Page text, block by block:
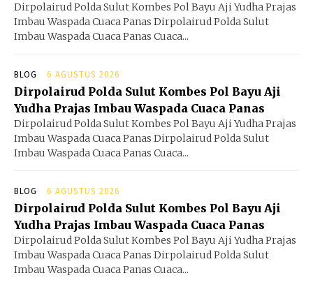
Dirpolairud Polda Sulut Kombes Pol Bayu Aji Yudha Prajas
Imbau Waspada Cuaca Panas Dirpolairud Polda Sulut
Imbau Waspada Cuaca Panas Cuaca...
BLOG 6 AGUSTUS 2026
Dirpolairud Polda Sulut Kombes Pol Bayu Aji
Yudha Prajas Imbau Waspada Cuaca Panas
Dirpolairud Polda Sulut Kombes Pol Bayu Aji Yudha Prajas
Imbau Waspada Cuaca Panas Dirpolairud Polda Sulut
Imbau Waspada Cuaca Panas Cuaca...
BLOG 6 AGUSTUS 2026
Dirpolairud Polda Sulut Kombes Pol Bayu Aji
Yudha Prajas Imbau Waspada Cuaca Panas
Dirpolairud Polda Sulut Kombes Pol Bayu Aji Yudha Prajas
Imbau Waspada Cuaca Panas Dirpolairud Polda Sulut
Imbau Waspada Cuaca Panas Cuaca...